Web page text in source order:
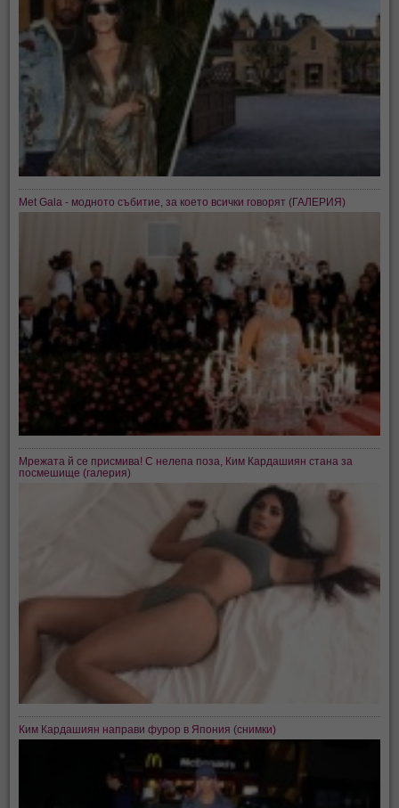
Met Gala - модното събитие, за което всички говорят (ГАЛЕРИЯ)
Мрежата й се присмива! С нелепа поза, Ким Кардашиян стана за
посмешище (галерия)
Ким Кардашиян направи фурор в Япония (снимки)